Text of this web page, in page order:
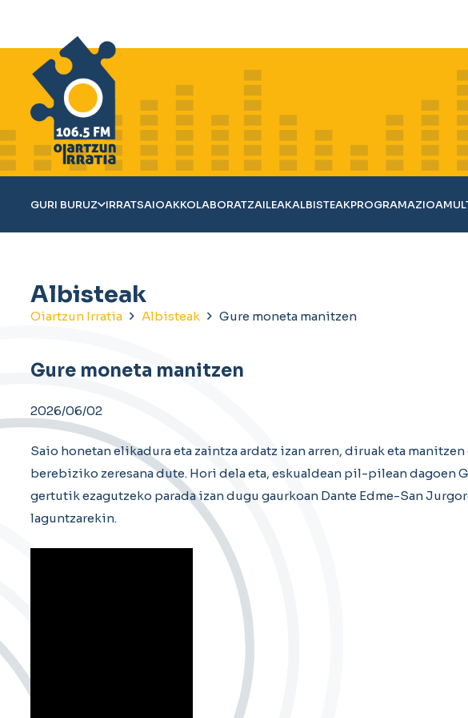
GURI BURUZ IRRATSAIOAKKOLABORATZAILEAKALBISTEAKPROGRAMAZIOA
Albisteak
Oiartzun Irratia Albisteak Gure moneta manitzen
Gure moneta manitzen
2026/06/02
Saio honetan elikadura eta zaintza ardatz izan arren, diruak eta
berebiziko zeresana dute. Hori dela eta, eskualdean pil-pilean dagoen
gertutik ezagutzeko parada izan dugu gaurkoan Dante Edme-San
laguntzarekin.